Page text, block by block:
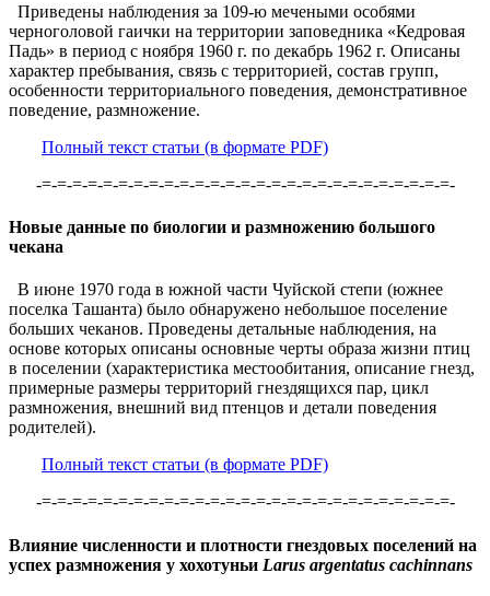
Приведены наблюдения за 109-ю мечеными особями
черноголовой гаички на территории заповедника «Кедровая
Падь» в период с ноября 1960 г. по декабрь 1962 г. Описаны
характер пребывания, связь с территорией, состав групп,
особенности территориального поведения, демонстративное
поведение, размножение.
Полный текст статьи (в формате PDF)
-=-=-=-=-=-=-=-=-=-=-=-=-=-=-=-=-=-=-=-=-=-=-=-=-=-=-=-
Новые данные по биологии и размножению большого
чекана
В июне 1970 года в южной части Чуйской степи (южнее
поселка Ташанта) было обнаружено небольшое поселение
больших чеканов. Проведены детальные наблюдения, на
основе которых описаны основные черты образа жизни птиц
в поселении (характеристика местообитания, описание гнезд,
примерные размеры территорий гнездящихся пар, цикл
размножения, внешний вид птенцов и детали поведения
родителей).
Полный текст статьи (в формате PDF)
-=-=-=-=-=-=-=-=-=-=-=-=-=-=-=-=-=-=-=-=-=-=-=-=-=-=-=-
Влияние численности и плотности гнездовых поселений на
успех размножения у хохотуньи Larus argentatus cachinnans